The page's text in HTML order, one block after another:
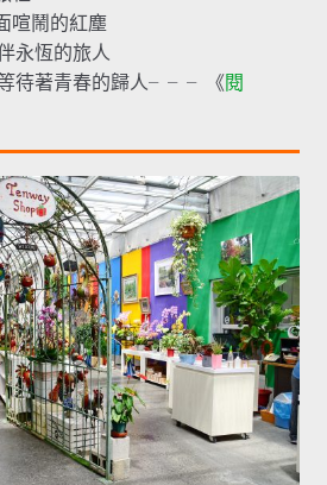
喧鬧的紅塵
永恆的旅人
等待著青春的歸人╴╴╴《閱